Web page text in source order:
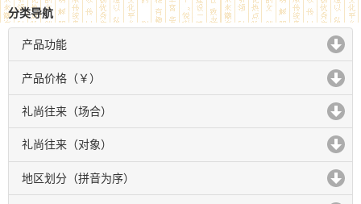
分类导航
产品功能
click to expand contents
产品价格（￥）
click to expand contents
礼尚往来（场合）
click to expand contents
礼尚往来（对象）
click to expand contents
地区划分（拼音为序）
click to expand contents